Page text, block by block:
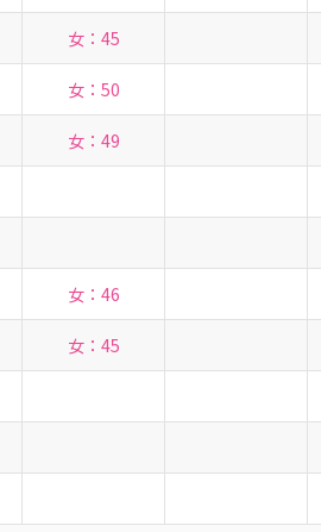
女：45
女：50
女：49
女：46
女：45